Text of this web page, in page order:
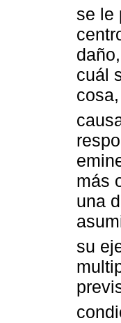
se le
cuál
más
una
su